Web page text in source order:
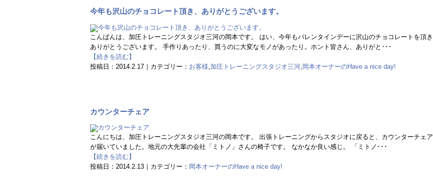
今年も沢山のチョコレート頂き、ありがとうございます。
こんばんは、加圧トレーニングスタジオ三河の岡本です。 はい、今年もバレンタインデーに沢山のチョコレートを頂き
ありがとうございます。 手作りあったり、買うのに大変なモノがあったり。ホント皆さん、ありがと･･･
【続きを読む】
投稿日：2014.2.17｜カテゴリー： お客様 加圧トレーニングスタジオ三河 岡本オーナーのHave a nice day!
カウンターチェア
こんにちは、加圧トレーニングスタジオ三河の岡本です。 出張トレーニングからスタジオに戻ると、カウンターチェア
が届いていました。地元の大先輩の会社「ミトノ」さんの椅子です。 なかなか良い感じ。 「ミトノ･･･
【続きを読む】
投稿日：2014.2.13｜カテゴリー： 岡本オーナーのHave a nice day!